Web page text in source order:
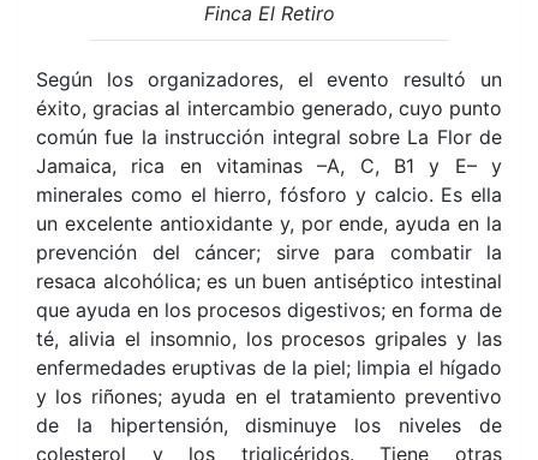
Finca El Retiro
Según los organizadores, el evento resultó un
éxito, gracias al intercambio generado, cuyo punto
común fue la instrucción integral sobre La Flor de
Jamaica, rica en vitaminas –A, C, B1 y E– y
minerales como el hierro, fósforo y calcio. Es ella
un excelente antioxidante y, por ende, ayuda en la
prevención del cáncer; sirve para combatir la
resaca alcohólica; es un buen antiséptico intestinal
que ayuda en los procesos digestivos; en forma de
té, alivia el insomnio, los procesos gripales y las
enfermedades eruptivas de la piel; limpia el hígado
y los riñones; ayuda en el tratamiento preventivo
de la hipertensión, disminuye los niveles de
colesterol y los triglicéridos. Tiene otras